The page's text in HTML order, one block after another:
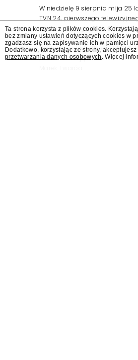
W niedzielę 9 sierpnia mija 25
TVN 24, pierwszego
informacyjnego w Polsce. Na
zaplanowano finał urodzinowej
"Jesteśmy stąd". 25 lat TVN 24
podsumowują Jarosław
Ta strona korzysta z plików cookies.
bez zmiany ustawień dotyczących cookies w
zgadzasz się na zapisywanie ich w pamięci
Dodatkowo, korzystając ze strony, akceptujesz
przetwarzania danych osobowych . Więcej